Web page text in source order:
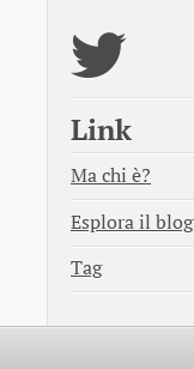
Link
Ma chi è?
Esplora il blog
Tag